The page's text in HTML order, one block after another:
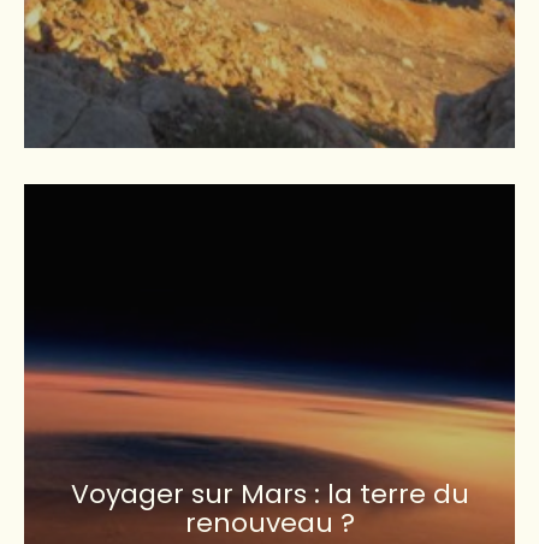
Voyager sur Mars : la terre du
renouveau ?